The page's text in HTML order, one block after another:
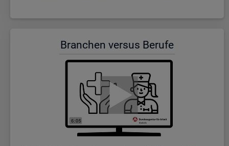
Bran­chen ver­sus Be­ru­fe